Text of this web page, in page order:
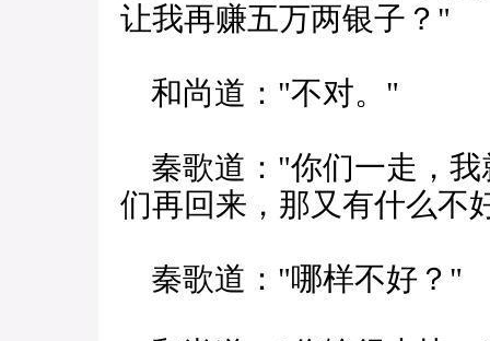
让我再赚五万两银子？"
和尚道："不对。"
秦歌道："你们一走，我
们再回来，那又有什么不
秦歌道："哪样不好？"